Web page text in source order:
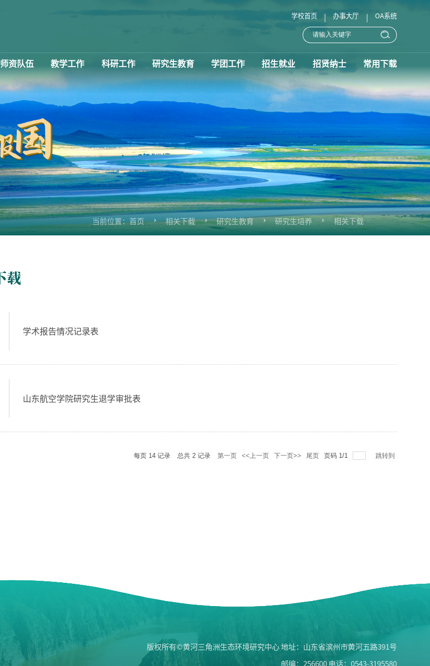
学校首页 | 办事大厅 | OA系统
师资队伍 教学工作 科研工作 研究生教育 学团工作 招生就业 招贤纳士 常用下载
当前位置：首页 相关下载 研究生教育 研究生培养 相关下载
载
学术报告情况记录表
山东航空学院研究生退学审批表
每页 14记录 总共 2记录 第一页 <<上一页 下一页>> 尾页 页码 1/1 跳转到
版权所有©黄河三角洲生态环境研究中心 地址：山东省滨州市黄河五路391号
邮编：256600 电话：0543-3195580